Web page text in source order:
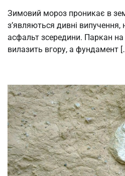
Зимовий мороз проникає в
з’являються дивні випучення,
асфальт зсередини. Паркан на
вилазить вгору, а фундамент